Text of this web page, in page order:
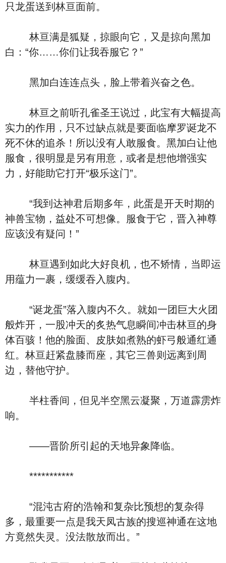
只龙蛋送到林亘面前。
林亘满是狐疑，掠眼向它，又是掠向黑加
白：“你……你们让我吞服它？”
黑加白连连点头，脸上带着兴奋之色。
林亘之前听孔雀圣王说过，此宝有大幅提高
实力的作用，只不过缺点就是要面临摩罗诞龙不
死不休的追杀！所以没有人敢服食。黑加白让他
服食，很明显是另有用意，或者是想他增强实
力，好能助它打开“极乐这门”。
“我到达神君后期多年，此蛋是开天时期的
神兽宝物，益处不可想像。服食于它，晋入神尊
应该没有疑问！”
林亘遇到如此大好良机，也不矫情，当即运
用蕴力一裹，缓缓吞入腹内。
“诞龙蛋”落入腹内不久。就如一团巨大火团
般炸开，一股冲天的炙热气息瞬间冲击林亘的身
体百骇！他的脸面、皮肤如煮熟的虾弓般通红通
红。林亘赶紧盘膝而座，其它三兽则远离到周
边，替他守护。
半柱香间，但见半空黑云凝聚，万道霹雳炸
响。
——晋阶所引起的天地异象降临。
***********
“混沌古府的浩翰和复杂比预想的复杂得
多，最重要一点是我天凤古族的搜巡神通在这地
方竟然失灵。没法散放而出。”